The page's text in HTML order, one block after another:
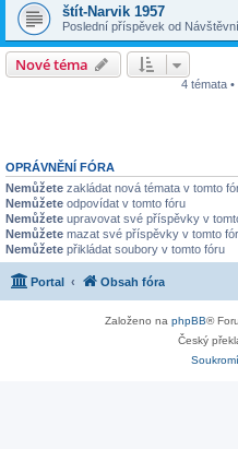
štít-Narvik 1957
Poslední příspěvek od
Nové téma
4 témata
OPRÁVNĚNÍ FÓRA
Nemůžete zakládat nová témata v tomto
Nemůžete odpovídat v tomto fóru
Nemůžete upravovat své příspěvky v
Nemůžete mazat své příspěvky v tomto
Nemůžete přikládat soubory v tomto fóru
Portal Obsah fóra
Založeno na phpBB®
Český
Soukromí